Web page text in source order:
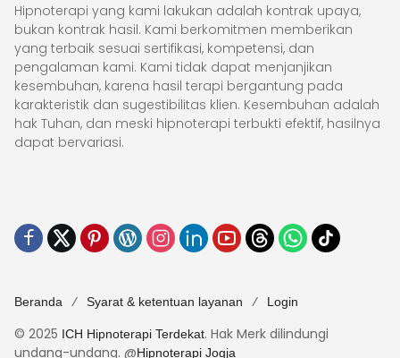
Hipnoterapi yang kami lakukan adalah kontrak upaya,
bukan kontrak hasil. Kami berkomitmen memberikan
yang terbaik sesuai sertifikasi, kompetensi, dan
pengalaman kami. Kami tidak dapat menjanjikan
kesembuhan, karena hasil terapi bergantung pada
karakteristik dan sugestibilitas klien. Kesembuhan adalah
hak Tuhan, dan meski hipnoterapi terbukti efektif, hasilnya
dapat bervariasi.
Beranda Syarat & ketentuan layanan Login
© 2025 ICH Hipnoterapi Terdekat. Hak Merk dilindungi
undang-undang. @Hipnoterapi Jogja